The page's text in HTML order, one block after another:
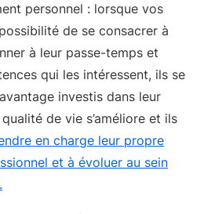
personnel : lorsque vos
de se consacrer à
à leur passe-temps et
qui les intéressent, ils se
investis dans leur
de vie s’améliore et ils
en charge leur propre
et à évoluer au sein